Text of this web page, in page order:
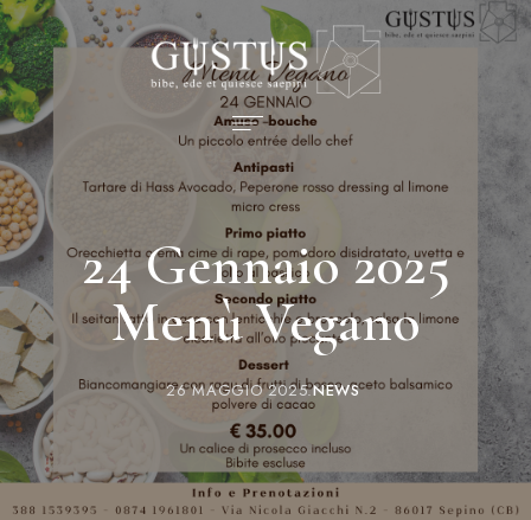
24 Gennaio 2025
Menù Vegano
26 MAGGIO 2025 NEWS